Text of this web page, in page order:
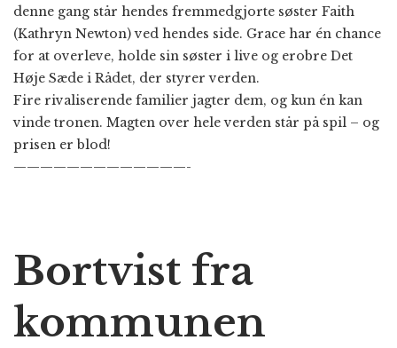
denne gang står hendes fremmedgjorte søster Faith
(Kathryn Newton) ved hendes side. Grace har én chance
for at overleve, holde sin søster i live og erobre Det
Høje Sæde i Rådet, der styrer verden.
Fire rivaliserende familier jagter dem, og kun én kan
vinde tronen. Magten over hele verden står på spil – og
prisen er blod!
—————————————-
Bortvist fra
kommunen